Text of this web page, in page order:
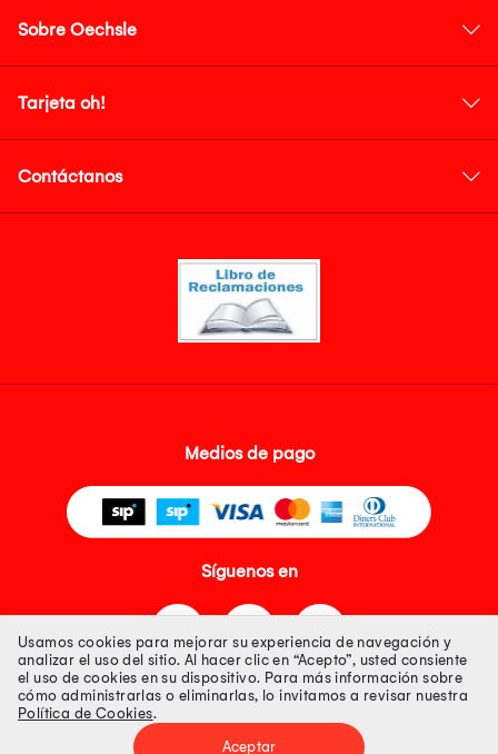
Sobre Oechsle
Tarjeta oh!
Contáctanos
Medios de pago
Síguenos en
Tienda 100% Segura
Usamos cookies para mejorar su experiencia de navegación y
analizar el uso del sitio. Al hacer clic en “Acepto”, usted consiente
el uso de cookies en su dispositivo. Para más información sobre
cómo administrarlas o eliminarlas, lo invitamos a revisar nuestra
Política de Cookies.
Aceptar